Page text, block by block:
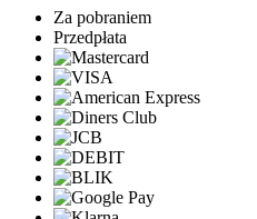
Za pobraniem
Przedpłata